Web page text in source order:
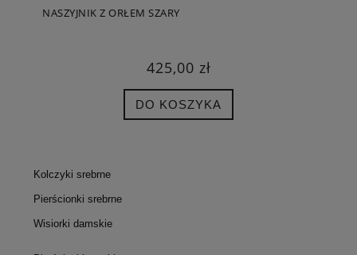
NASZYJNIK Z ORŁEM SZARY
425,00 zł
DO KOSZYKA
Kolczyki srebrne
Pierścionki srebrne
Wisiorki damskie